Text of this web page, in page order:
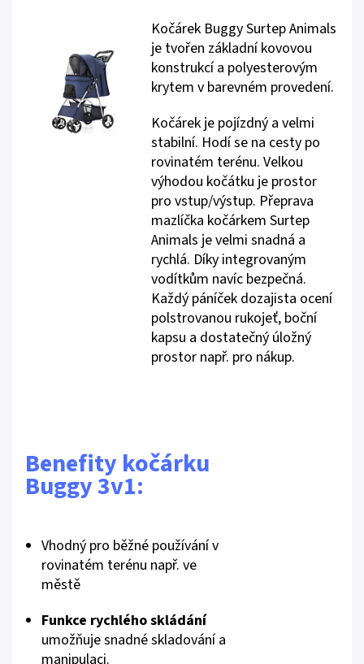
Kočárek Buggy Surtep Animals
je tvořen základní kovovou
konstrukcí a polyesterovým
krytem v barevném provedení.
Kočárek je pojízdný a velmi
stabilní. Hodí se na cesty po
rovinatém terénu. Velkou
výhodou kočátku je prostor
pro vstup/výstup. Přeprava
mazlíčka kočárkem Surtep
Animals je velmi snadná a
rychlá. Díky integrovaným
vodítkům navíc bezpečná.
Každý páníček dozajista ocení
polstrovanou rukojeť, boční
kapsu a dostatečný úložný
prostor např. pro nákup.
Benefity kočárku
Buggy 3v1:
Vhodný pro běžné používání v
rovinatém terénu např. ve
městě
Funkce rychlého skládání
umožňuje snadné skladování a
manipulaci.